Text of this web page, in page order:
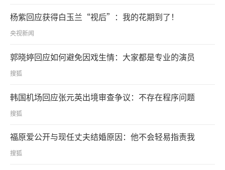
杨紫回应获得白玉兰“视后”：我的花期到了！
央视新闻
郭晓婷回应如何避免因戏生情：大家都是专业的演员
搜狐
韩国机场回应张元英出境审查争议：不存在程序问题
搜狐
福原爱公开与现任丈夫结婚原因：他不会轻易指责我
搜狐